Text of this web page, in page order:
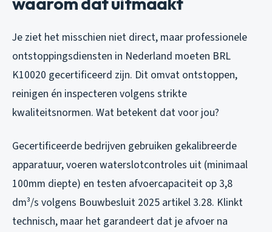
Je ziet het misschien niet direct, maar professionele
ontstoppingsdiensten in Nederland moeten BRL
K10020 gecertificeerd zijn. Dit omvat ontstoppen,
reinigen én inspecteren volgens strikte
kwaliteitsnormen. Wat betekent dat voor jou?
Gecertificeerde bedrijven gebruiken gekalibreerde
apparatuur, voeren waterslotcontroles uit (minimaal
100mm diepte) en testen afvoercapaciteit op 3,8
dm³/s volgens Bouwbesluit 2025 artikel 3.28. Klinkt
technisch, maar het garandeert dat je afvoer na